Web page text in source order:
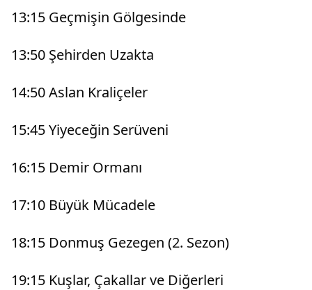
13:15 Geçmişin Gölgesinde
13:50 Şehirden Uzakta
14:50 Aslan Kraliçeler
15:45 Yiyeceğin Serüveni
16:15 Demir Ormanı
17:10 Büyük Mücadele
18:15 Donmuş Gezegen (2. Sezon)
19:15 Kuşlar, Çakallar ve Diğerleri